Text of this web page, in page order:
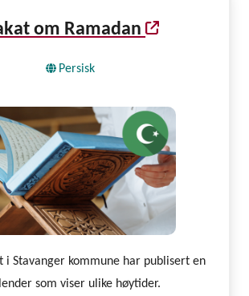
om Ramadan
Persisk
i Stavanger kommune har publisert en
som viser ulike høytider.